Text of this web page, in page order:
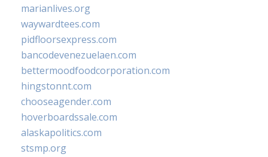
marianlives.org
waywardtees.com
pidfloorsexpress.com
bancodevenezuelaen.com
bettermoodfoodcorporation.com
hingstonnt.com
chooseagender.com
hoverboardssale.com
alaskapolitics.com
stsmp.org